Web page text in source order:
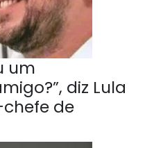
um
diz Lula
de